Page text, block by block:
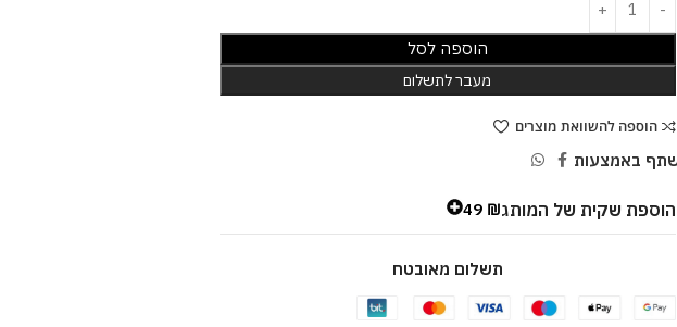
הוספה לסל
מעבר לתשלום
הוספה להשוואת מוצרים
באמצעות
הוספת שקית של המותג 49 ₪
תשלום מאובטח